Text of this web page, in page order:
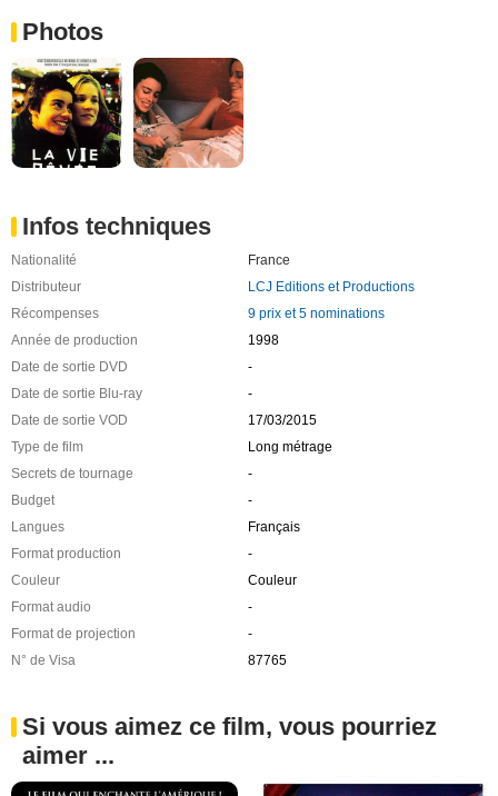
Photos
Infos techniques
Nationalité
France
Distributeur
LCJ Editions et Productions
Récompenses
9 prix et 5 nominations
Année de production
1998
Date de sortie DVD
-
Date de sortie Blu-ray
-
Date de sortie VOD
17/03/2015
Type de film
Long métrage
Secrets de tournage
-
Budget
-
Langues
Français
Format production
-
Couleur
Couleur
Format audio
-
Format de projection
-
N° de Visa
87765
Si vous aimez ce film, vous pourriez
aimer ...